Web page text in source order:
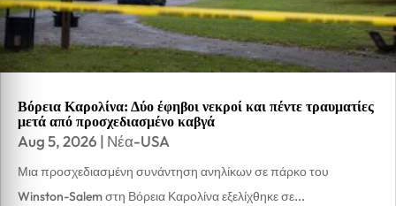
Βόρεια Καρολίνα: Δύο έφηβοι νεκροί και πέντε τραυματίες
μετά από προσχεδιασμένο καβγά
Aug 5, 2026 | Νέα-USA
Μια προσχεδιασμένη συνάντηση ανηλίκων σε πάρκο του
Winston-Salem στη Βόρεια Καρολίνα εξελίχθηκε σε...